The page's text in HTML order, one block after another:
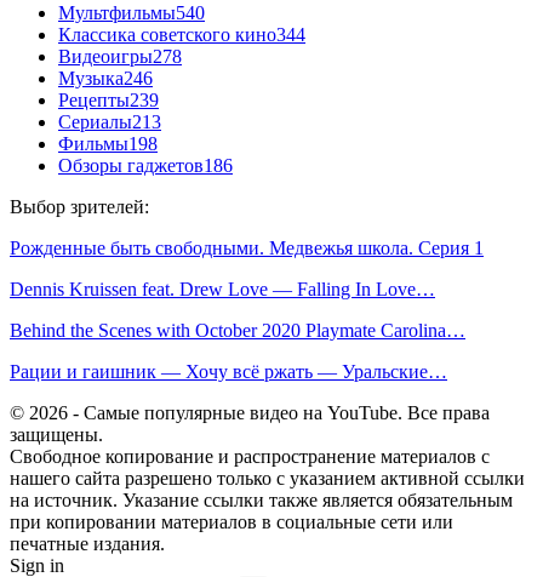
Мультфильмы540
Классика советского кино344
Видеоигры278
Музыка246
Рецепты239
Сериалы213
Фильмы198
Обзоры гаджетов186
Выбор зрителей:
Рожденные быть свободными. Медвежья школа. Серия 1
Dennis Kruissen feat. Drew Love — Falling In Love…
Behind the Scenes with October 2020 Playmate Carolina…
Рации и гаишник — Хочу всё ржать — Уральские…
© 2026 - Самые популярные видео на YouTube. Все права
защищены.
Свободное копирование и распространение материалов с
нашего сайта разрешено только с указанием активной ссылки
на источник. Указание ссылки также является обязательным
при копировании материалов в социальные сети или
печатные издания.
Sign in